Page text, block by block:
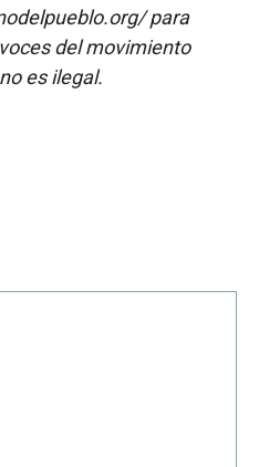
para
del movimiento
es ilegal.